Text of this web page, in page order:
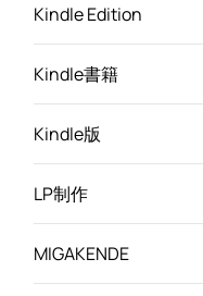
Kindle Edition
Kindle書籍
Kindle版
LP制作
MIGAKENDE